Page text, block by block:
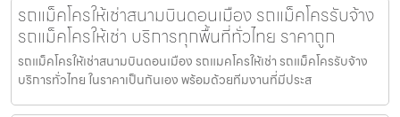
รถแม็คโครให้เช่าสนามบินดอนเมือง รถแม็คโครรับจ้าง
รถแม็คโครให้เช่า บริการทุกพื้นที่ทั่วไทย ราคาถูก
รถแม็คโครให้เช่าสนามบินดอนเมือง รถแมคโครให้เช่า รถแม็คโครรับจ้าง
บริการทั่วไทย ในราคาเป็นกันเอง พร้อมด้วยทีมงานที่มีประส